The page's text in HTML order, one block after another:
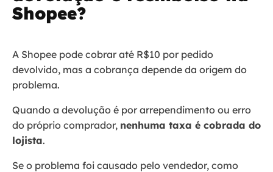
Shopee?
A Shopee pode cobrar até R$10 por pedido
devolvido, mas a cobrança depende da origem do
problema.
Quando a devolução é por arrependimento ou erro
do próprio comprador, nenhuma taxa é cobrada do
lojista.
Se o problema foi causado pelo vendedor, como